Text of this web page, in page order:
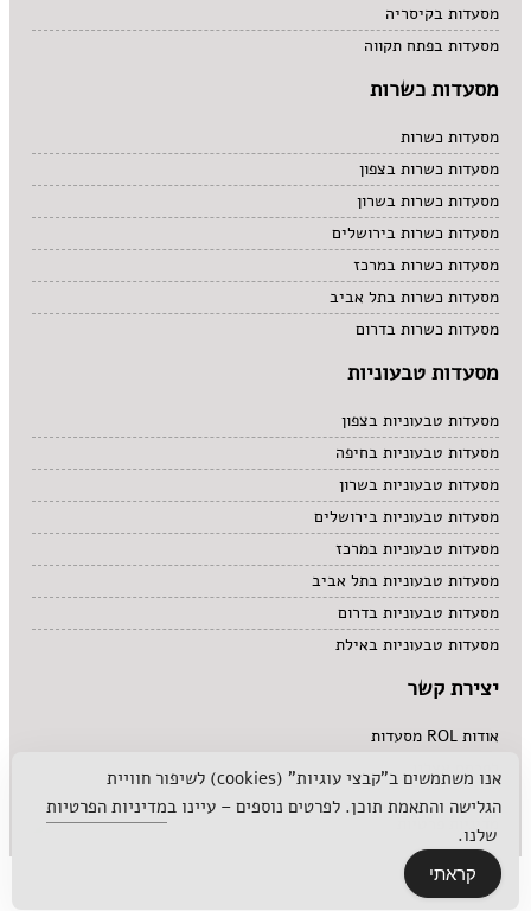
מסעדות בקיסריה
מסעדות בפתח תקווה
מסעדות כשרות
מסעדות כשרות
מסעדות כשרות בצפון
מסעדות כשרות בשרון
מסעדות כשרות בירושלים
מסעדות כשרות במרכז
מסעדות כשרות בתל אביב
מסעדות כשרות בדרום
מסעדות טבעוניות
מסעדות טבעוניות בצפון
מסעדות טבעוניות בחיפה
מסעדות טבעוניות בשרון
מסעדות טבעוניות בירושלים
מסעדות טבעוניות במרכז
מסעדות טבעוניות בתל אביב
מסעדות טבעוניות בדרום
מסעדות טבעוניות באילת
יצירת קשר
אודות ROL מסעדות
אנו משתמשים ב"קבצי עוגיות" (cookies) לשיפור חוויית
הגלישה והתאמת תוכן. לפרטים נוספים – עיינו במדיניות הפרטיות
שלנו.
קראתי